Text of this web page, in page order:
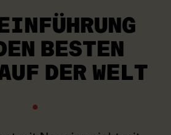
BESTEN
DER WELT